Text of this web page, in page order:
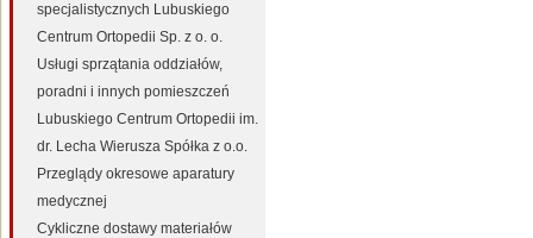
specjalistycznych Lubuskiego
Centrum Ortopedii Sp. z o. o.
Usługi sprzątania oddziałów,
poradni i innych pomieszczeń
Lubuskiego Centrum Ortopedii im.
dr. Lecha Wierusza Spółka z o.o.
Przeglądy okresowe aparatury
medycznej
Cykliczne dostawy materiałów